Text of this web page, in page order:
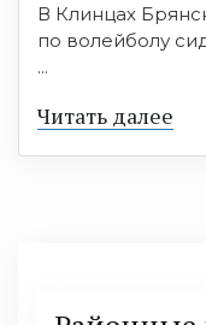
В Клинцах
по волейболу
...
Читать далее